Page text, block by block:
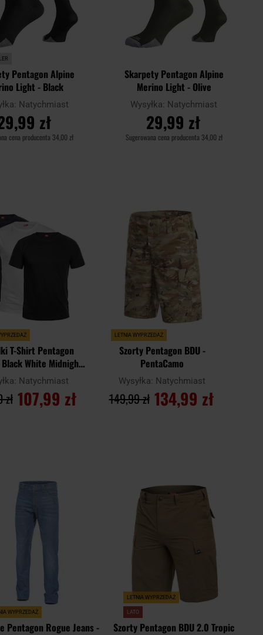
Pentagon Alpine
Light - Black
Natychmiast
zł
cena producenta 34,00 zł
Skarpety Pentagon Alpine
Merino Light - Olive
Wysyłka: Natychmiast
29,99 zł
Sugerowana cena producenta 34,00 zł
T-Shirt Pentagon
Black White Midnight
Blue – 3 szt.
Natychmiast
107,99 zł
LETNIA WYPRZEDAŻ
Szorty Pentagon BDU -
PentaCamo
Wysyłka: Natychmiast
134,99 zł
149,99 zł
schowka
WYPRZEDAŻ
Pentagon Rogue Jeans -
LETNIA WYPRZEDAŻ
LATO
Szorty Pentagon BDU 2.0 Tropic